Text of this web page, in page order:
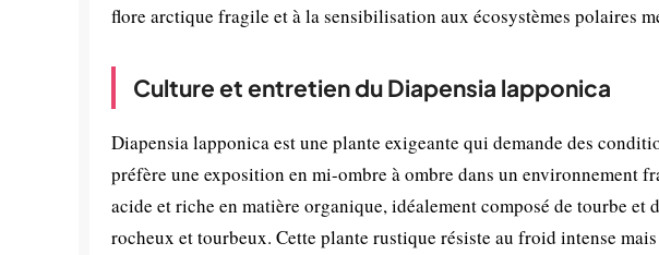
flore arctique fragile et à la sensibilisation aux écosystèmes polaires
Culture et entretien du Diapensia lapponica
Diapensia lapponica est une plante exigeante qui demande des
préfère une exposition en mi-ombre à ombre dans un environnement
acide et riche en matière organique, idéalement composé de tourbe
rocheux et tourbeux. Cette plante rustique résiste au froid intense